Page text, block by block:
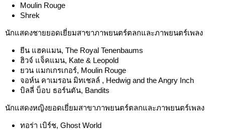
Moulin Rouge
Shrek
นักแสดงชายยอดเยี่ยมสาขาภาพยนตร์ตลกและภาพยนตร์เพลง
ยีน แฮคแมน, The Royal Tenenbaums
ฮิวจ์ แจ็คแมน, Kate & Leopold
ยวน แมกเกรเกอร์, Moulin Rouge
จอห์น คาเมรอน มิทเชลล์ , Hedwig and the Angry Inch
บิลลี่ บ็อบ ธอร์นตัน, Bandits
นักแสดงหญิงยอดเยี่ยมสาขาภาพยนตร์ตลกและภาพยนตร์เพลง
ทอร่า เบิร์ช, Ghost World